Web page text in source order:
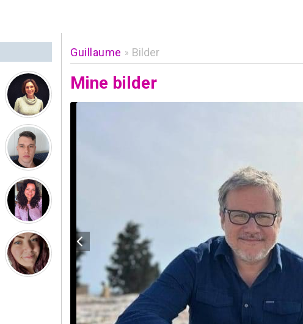
Guillaume » Bilder
Mine bilder